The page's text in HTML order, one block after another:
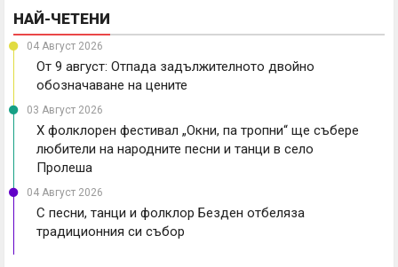
НАЙ-ЧЕТЕНИ
04 Август 2026
От 9 август: Отпада задължителното двойно
обозначаване на цените
03 Август 2026
X фолклорен фестивал „Окни, па тропни“ ще събере
любители на народните песни и танци в село
Пролеша
04 Август 2026
С песни, танци и фолклор Безден отбеляза
традиционния си събор